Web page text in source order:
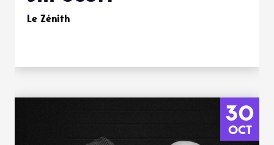
Le Zénith
30
OCT